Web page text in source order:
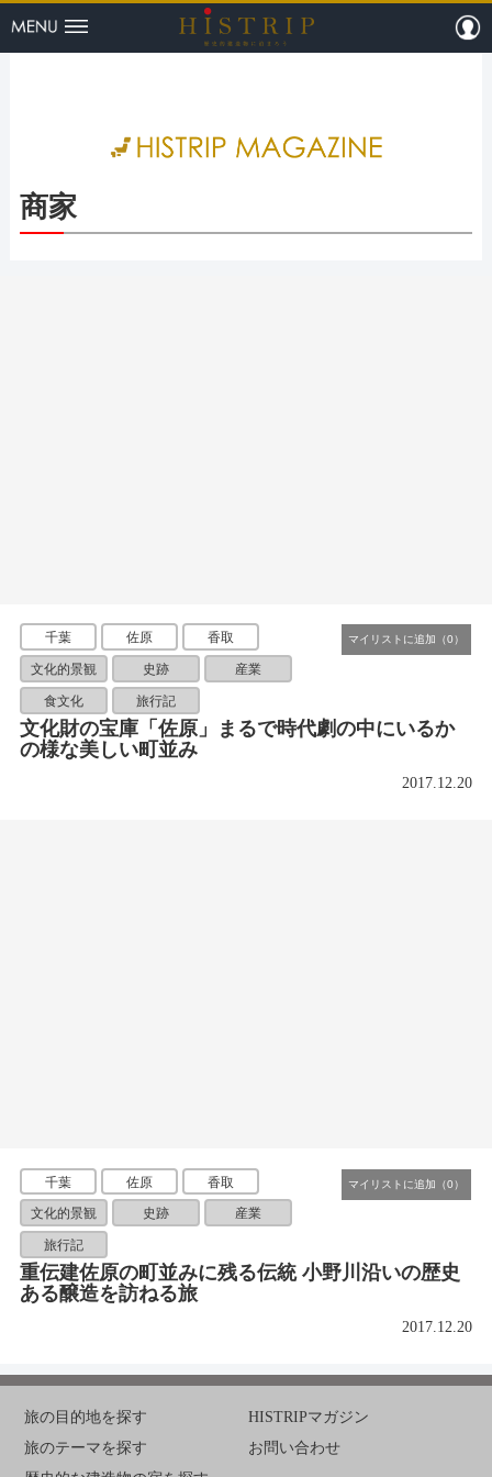
HISTRIP（
商家
千葉 佐原 香取
文化的景観 史跡 産業
食文化 旅行記
文化財の宝庫「佐原」まるで時代劇の中にいるか
の様な美しい町並み
2017.12.20
千葉 佐原 香取
文化的景観 史跡 産業
旅行記
重伝建佐原の町並みに残る伝統 小野川沿いの歴史
ある醸造を訪ねる旅
2017.12.20
旅の目的地を探す
旅のテーマを探す
HISTRIPマガジン
お問い合わせ